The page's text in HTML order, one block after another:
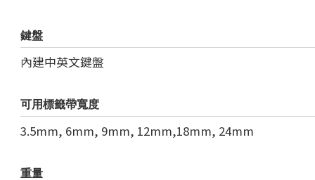
鍵盤
內建中英文鍵盤
可用標籤帶寬度
3.5mm, 6mm, 9mm, 12mm,18mm, 24mm
重量